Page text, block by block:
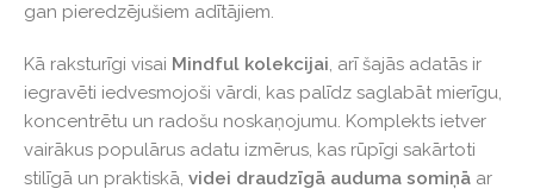
gan pieredzējušiem adītājiem.
Kā raksturīgi visai Mindful kolekcijai, arī šajās adatās ir
iegravēti iedvesmojoši vārdi, kas palīdz saglabāt mierīgu,
koncentrētu un radošu noskaņojumu. Komplekts ietver
vairākus populārus adatu izmērus, kas rūpīgi sakārtoti
stilīgā un praktiskā, videi draudzīgā auduma somiņā ar